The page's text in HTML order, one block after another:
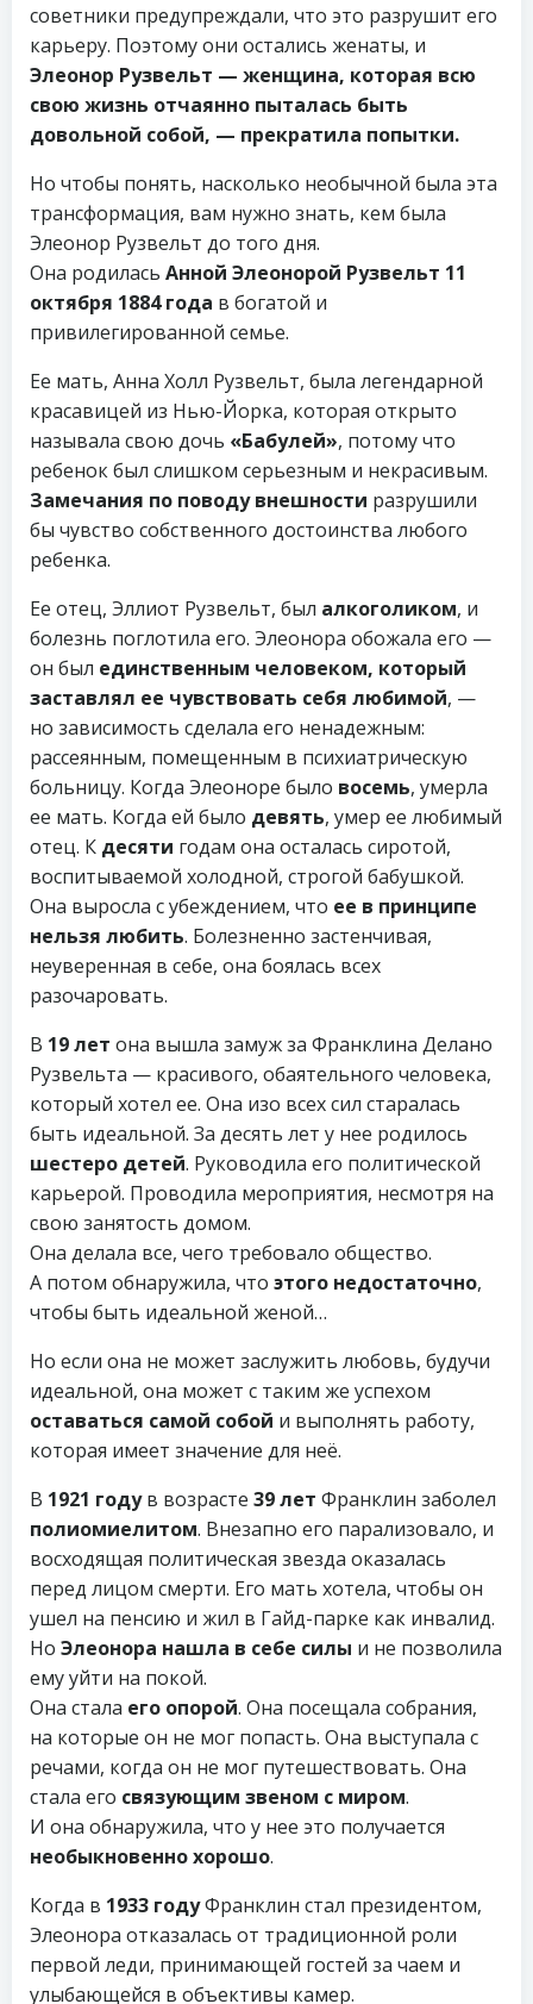
советники предупреждали, что это разрушит его
карьеру. Поэтому они остались женаты, и
Элеонор Рузвельт — женщина, которая всю
свою жизнь отчаянно пыталась быть
довольной собой, — прекратила попытки.
Но чтобы понять, насколько необычной была эта
трансформация, вам нужно знать, кем была
Элеонор Рузвельт до того дня.
Она родилась Анной Элеонорой Рузвельт 11
октября 1884 года в богатой и
привилегированной семье.
Ее мать, Анна Холл Рузвельт, была легендарной
красавицей из Нью-Йорка, которая открыто
называла свою дочь «Бабулей», потому что
ребенок был слишком серьезным и некрасивым.
Замечания по поводу внешности разрушили
бы чувство собственного достоинства любого
ребенка.
Ее отец, Эллиот Рузвельт, был алкоголиком, и
болезнь поглотила его. Элеонора обожала его —
он был единственным человеком, который
заставлял ее чувствовать себя любимой, —
но зависимость сделала его ненадежным:
рассеянным, помещенным в психиатрическую
больницу. Когда Элеоноре было восемь, умерла
ее мать. Когда ей было девять, умер ее любимый
отец. К десяти годам она осталась сиротой,
воспитываемой холодной, строгой бабушкой.
Она выросла с убеждением, что ее в принципе
нельзя любить. Болезненно застенчивая,
неуверенная в себе, она боялась всех
разочаровать.
В 19 лет она вышла замуж за Франклина Делано
Рузвельта — красивого, обаятельного человека,
который хотел ее. Она изо всех сил старалась
быть идеальной. За десять лет у нее родилось
шестеро детей. Руководила его политической
карьерой. Проводила мероприятия, несмотря на
свою занятость домом.
Она делала все, чего требовало общество.
А потом обнаружила, что этого недостаточно,
чтобы быть идеальной женой…
Но если она не может заслужить любовь, будучи
идеальной, она может с таким же успехом
оставаться самой собой и выполнять работу,
которая имеет значение для неё.
В 1921 годув возрасте 39 лет Франклин заболел
полиомиелитом. Внезапно его парализовало, и
восходящая политическая звезда оказалась
перед лицом смерти. Его мать хотела, чтобы он
ушел на пенсию и жил в Гайд-парке как инвалид.
Но Элеонора нашла в себе силы и не позволила
ему уйти на покой.
Она стала его опорой. Она посещала собрания,
на которые он не мог попасть. Она выступала с
речами, когда он не мог путешествовать. Она
стала его связующим звеном с миром.
И она обнаружила, что у нее это получается
необыкновенно хорошо.
Когда в 1933 годуФранклин стал президентом,
Элеонора отказалась от традиционной роли
первой леди, принимающей гостей за чаем и
улыбающейся в объективы камер.